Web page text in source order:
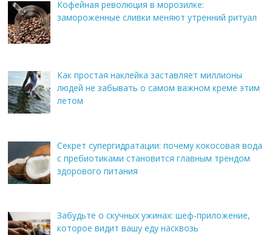
Кофейная революция в морозилке:
замороженные сливки меняют утренний ритуал
Как простая наклейка заставляет миллионы
людей не забывать о самом важном креме этим
летом
Секрет супергидратации: почему кокосовая вода
с пребиотиками становится главным трендом
здорового питания
Забудьте о скучных ужинах: шеф-приложение,
которое видит вашу еду насквозь